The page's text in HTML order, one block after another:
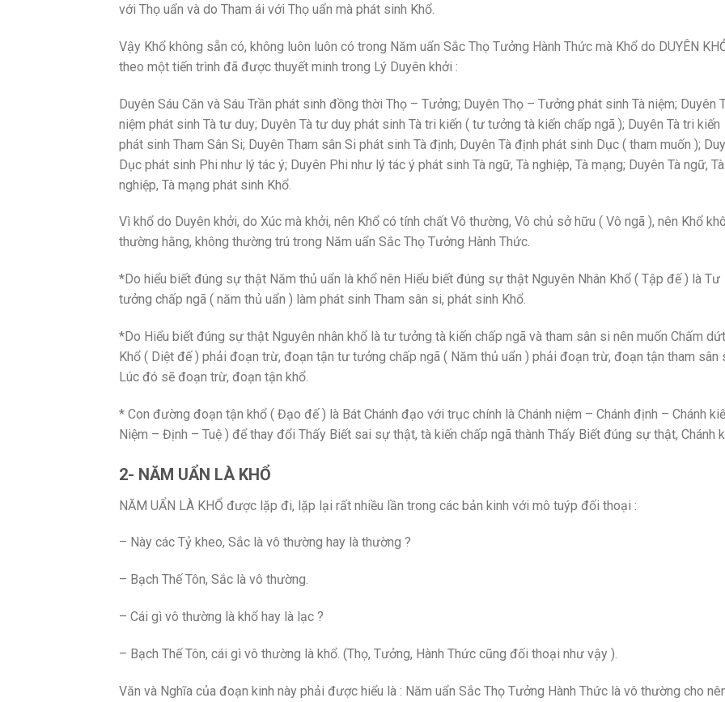
với Thọ uẩn và do Tham ái với Thọ uẩn mà phát sinh Khổ.
Vậy Khổ không sẵn có, không luôn luôn có trong Năm uẩn Sắc Thọ Tưởng Hành Thức mà Khổ do DUYÊN
theo một tiến trình đã được thuyết minh trong Lý Duyên khởi :
Duyên Sáu Căn và Sáu Trần phát sinh đồng thời Thọ – Tưởng; Duyên Thọ – Tưởng phát sinh Tà niệm; Duyên
niệm phát sinh Tà tư duy; Duyên Tà tư duy phát sinh Tà tri kiến ( tư tưởng tà kiến chấp ngã ); Duyên Tà tri kiến
phát sinh Tham Sân Si; Duyên Tham sân Si phát sinh Tà định; Duyên Tà định phát sinh Dục ( tham muốn );
Dục phát sinh Phi như lý tác ý; Duyên Phi như lý tác ý phát sinh Tà ngữ, Tà nghiệp, Tà mạng; Duyên Tà ngữ, Tà
nghiệp, Tà mạng phát sinh Khổ.
Vì khổ do Duyên khởi, do Xúc mà khởi, nên Khổ có tính chất Vô thường, Vô chủ sở hữu ( Vô ngã ), nên Khổ
thường hằng, không thường trú trong Năm uẩn Sắc Thọ Tưởng Hành Thức.
*Do hiểu biết đúng sự thật Năm thủ uẩn là khổ nên Hiểu biết đúng sự thật Nguyên Nhân Khổ ( Tập đế ) là Tư
tưởng chấp ngã ( năm thủ uẩn ) làm phát sinh Tham sân si, phát sinh Khổ.
*Do Hiểu biết đúng sự thật Nguyên nhân khổ là tư tưởng tà kiến chấp ngã và tham sân si nên muốn Chấm dứt
Khổ ( Diệt đế ) phải đoạn trừ, đoạn tận tư tưởng chấp ngã ( Năm thủ uẩn ) phải đoạn trừ, đoạn tận tham sân
Lúc đó sẽ đoạn trừ, đoạn tận khổ.
* Con đường đoạn tận khổ ( Đạo đế ) là Bát Chánh đạo với trục chính là Chánh niệm – Chánh định – Chánh
Niệm – Định – Tuệ ) để thay đổi Thấy Biết sai sự thật, tà kiến chấp ngã thành Thấy Biết đúng sự thật, Chánh
2- NĂM UẨN LÀ KHỔ
NĂM UẨN LÀ KHỔ được lặp đi, lặp lại rất nhiều lần trong các bản kinh với mô tuýp đối thoại :
– Này các Tỷ kheo, Sắc là vô thường hay là thường ?
– Bạch Thế Tôn, Sắc là vô thường.
– Cái gì vô thường là khổ hay là lạc ?
– Bạch Thế Tôn, cái gì vô thường là khổ. (Thọ, Tưởng, Hành Thức cũng đối thoại như vậy ).
Văn và Nghĩa của đoạn kinh này phải được hiểu là : Năm uẩn Sắc Thọ Tưởng Hành Thức là vô thường cho